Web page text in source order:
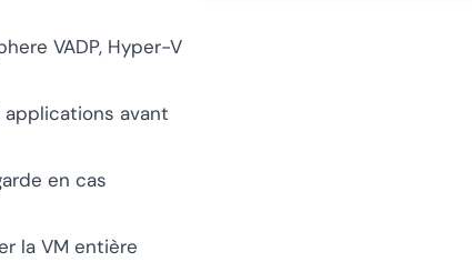
VADP, Hyper-V
avant
en cas
la VM entière